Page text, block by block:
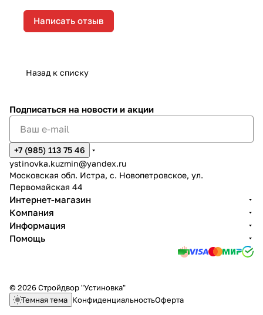
Написать отзыв
Назад к списку
Подписаться на новости и акции
+7 (985) 113 75 46
ystinovka.kuzmin@yandex.ru
Московская обл. Истра, с. Новопетровское, ул.
Первомайская 44
Интернет-магазин
Компания
Информация
Помощь
© 2026 Стройдвор "Устиновка"
Темная тема КонфиденциальностьОферта